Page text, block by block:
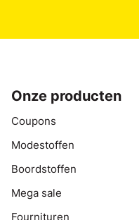
Onze producten
Coupons
Modestoffen
Boordstoffen
Mega sale
Fournituren